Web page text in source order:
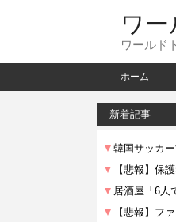
ワ
ワールド
ホーム
新着記事